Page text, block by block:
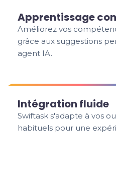
Apprentissage
Améliorez vos
grâce aux suggestions
agent IA.
Intégration fluide
Swiftask s'adapte à vos
habituels pour une